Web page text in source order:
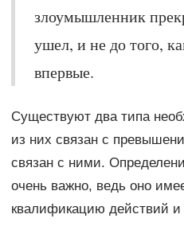
злоумышленник
ушел, и не до того,
впервые.
Существуют два типа
из них связан с
связан с ними.
очень важно, ведь оно
квалификацию действий и